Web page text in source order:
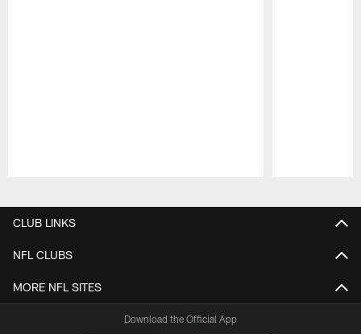
CLUB LINKS
NFL CLUBS
MORE NFL SITES
Download the Official App